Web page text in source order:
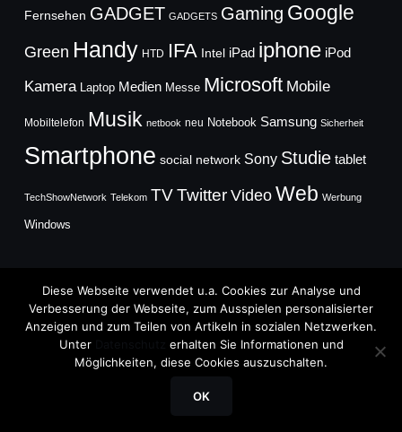
Fernsehen GADGET GADGETS Gaming Google
Green Handy HTD IFA Intel iPad iphone iPod
Kamera Laptop Medien Messe Microsoft Mobile
Mobiltelefon Musik netbook neu Notebook Samsung Sicherheit
Smartphone social network Sony Studie tablet
TechShowNetwork Telekom TVTwitter Video Web Werbung
Windows
Copyright © 2026
TechFieber Blog
Diese Webseite verwendet u.a. Cookies zur Analyse und
Verbesserung der Webseite, zum Ausspielen personalisierter
Anzeigen und zum Teilen von Artikeln in sozialen Netzwerken.
Unter
erhalten Sie Informationen und
Möglichkeiten, diese Cookies auszuschalten.
OK